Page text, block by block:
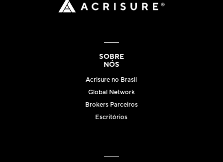
SOBRE
NÓS
Acrisure no Brasil
Global Network
Brokers Parceiros
Escritórios